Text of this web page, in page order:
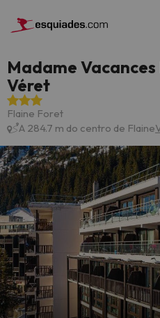
Madame Vacances
Véret
Flaine Foret
A 284.7 m do centro de Flaine